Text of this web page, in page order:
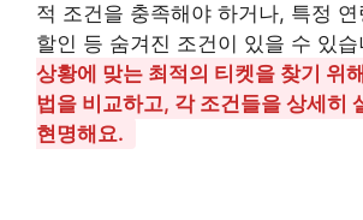
적 조건을 충족해야 하거나, 특정
할인 등 숨겨진 조건이 있을 수 있습
상황에 맞는 최적의 티켓을 찾기 위
법을 비교하고, 각 조건들을 상세히
현명해요.